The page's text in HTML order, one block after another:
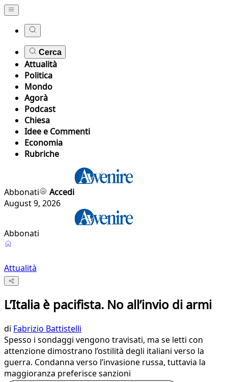
Cerca
Attualità
Politica
Mondo
Agorà
Podcast
Chiesa
Idee e Commenti
Economia
Rubriche
Abbonati
Accedi
August 9, 2026
Abbonati
Attualità
L’Italia è pacifista. No all’invio di armi
di Fabrizio Battistelli
Spesso i sondaggi vengono travisati, ma se letti con
attenzione dimostrano l’ostilità degli italiani verso la
guerra. Condanna verso l’invasione russa, tuttavia la
maggioranza preferisce sanzioni